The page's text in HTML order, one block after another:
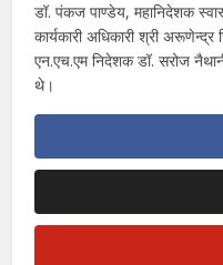
डॉ. पंकज पाण्डेय, महानिदेशक
कार्यकारी अधिकारी श्री
एन.एच.एम निदेशक डॉ. सरोज
थे।